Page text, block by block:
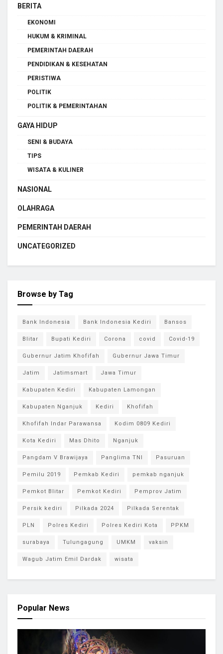
BERITA
EKONOMI
HUKUM & KRIMINAL
PEMERINTAH DAERAH
PENDIDIKAN & KESEHATAN
PERISTIWA
POLITIK
POLITIK & PEMERINTAHAN
GAYA HIDUP
SENI & BUDAYA
TIPS
WISATA & KULINER
NASIONAL
OLAHRAGA
PEMERINTAH DAERAH
UNCATEGORIZED
Browse by Tag
Bank Indonesia Bank Indonesia Kediri Bansos
Blitar Bupati Kediri Corona covid Covid-19
Gubernur Jatim Khofifah Gubernur Jawa Timur
Jatim Jatimsmart Jawa Timur
Kabupaten Kediri Kabupaten Lamongan
Kabupaten Nganjuk Kediri Khofifah
Khofifah Indar Parawansa Kodim 0809 Kediri
Kota Kediri Mas Dhito Nganjuk
Pangdam V Brawijaya Panglima TNI Pasuruan
Pemilu 2019 Pemkab Kediri pemkab nganjuk
Pemkot Blitar Pemkot Kediri Pemprov Jatim
Persik kediri Pilkada 2024 Pilkada Serentak
PLN Polres Kediri Polres Kediri Kota PPKM
surabaya Tulungagung UMKM vaksin
Wagub Jatim Emil Dardak wisata
Popular News